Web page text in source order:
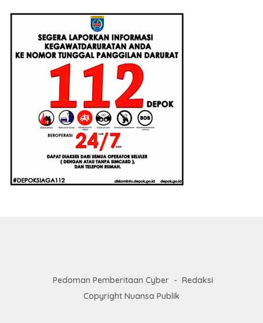
Pedoman Pemberitaan Cyber
Redaksi
Copyright Nuansa Publik